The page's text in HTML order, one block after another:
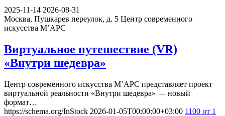
2025-11-14 2026-08-31
Москва, Пушкарев переулок, д. 5 Центр современного
искусства М’АРС
Виртуальное путешествие (VR)
«Внутри шедевра»
Центр современного искусства М’АРС представляет проект
виртуальной реальности «Внутри шедевра» — новый
формат…
https://schema.org/InStock 2026-01-05T00:00:00+03:00 1100 от 1